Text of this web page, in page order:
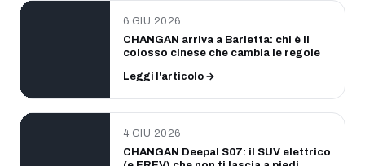
6 GIU 2026
CHANGAN arriva a Barletta: chi è il
colosso cinese che cambia le regole
Leggi l'articolo →
4 GIU 2026
CHANGAN Deepal S07: il SUV elettrico